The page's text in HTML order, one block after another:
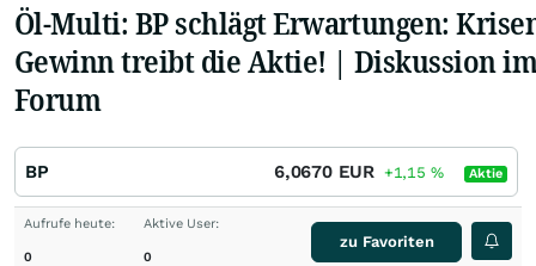
Öl-Multi: BP schlägt Erwartungen:
Gewinn treibt die Aktie! | Diskussion
Forum
BP 6,0670 EUR +1,15 % Aktie
Aufrufe heute:
0
Aktive User:
0
zu Favoriten